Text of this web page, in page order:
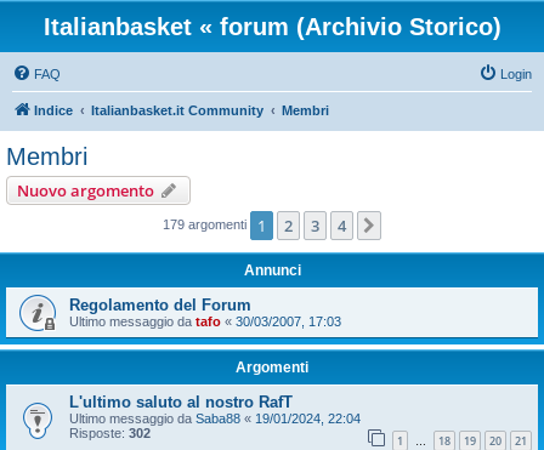
Italianbasket « forum (Archivio Storico)
FAQ Login
Indice Italianbasket.it Community Membri
Membri
Nuovo argomento
179 argomenti 1 2 3 4
Annunci
Regolamento del Forum
Ultimo messaggio da tafo « 30/03/2007, 17:03
Argomenti
L'ultimo saluto al nostro RafT
Ultimo messaggio da Saba88 « 19/01/2024, 22:04
Risposte: 302 1 … 18 19 20 21